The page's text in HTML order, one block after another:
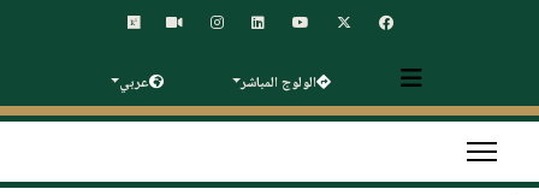
الولوج المباشر عربي